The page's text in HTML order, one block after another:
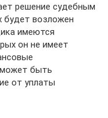
решение судебным
будет возложен
имеются
он не имеет
может быть
от уплаты